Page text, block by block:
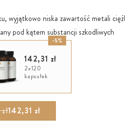
wyjątkowo niska zawartość metali
pod kątem substancji szkodliwych
-5%
142,31 zł
2x120
kapsułek
142,31 zł